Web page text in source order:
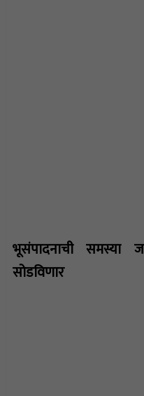
भूसंपादनाची समस्या
सोडविणार